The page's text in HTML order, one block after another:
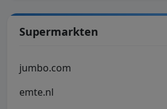
Supermarkten
jumbo.com
emte.nl